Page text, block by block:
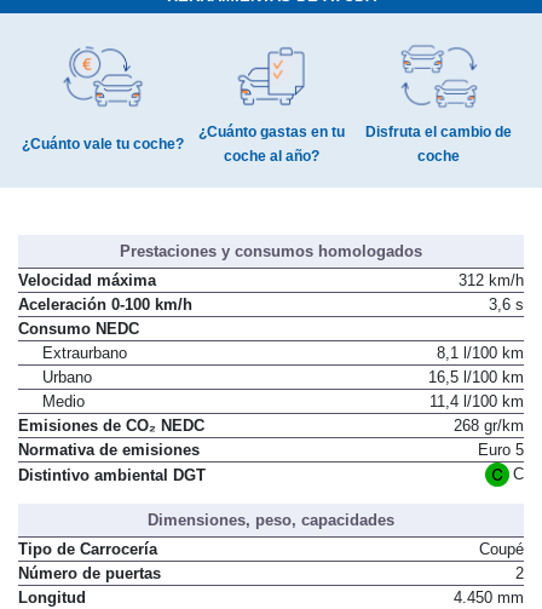
¿Cuánto vale tu coche?
¿Cuánto gastas en tu
coche al año?
Disfruta el cambio de
coche
Prestaciones y consumos homologados
Velocidad máxima
312 km/h
Aceleración 0-100 km/h
3,6 s
Consumo NEDC
Extraurbano
8,1 l/100 km
Urbano
16,5 l/100 km
Medio
11,4 l/100 km
Emisiones de CO₂ NEDC
268 gr/km
Normativa de emisiones
Euro 5
Distintivo ambiental DGT
C
Dimensiones, peso, capacidades
Tipo de Carrocería
Coupé
Número de puertas
2
Longitud
4.450 mm